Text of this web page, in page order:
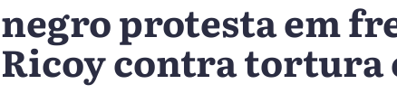
protesta em
contra tortura